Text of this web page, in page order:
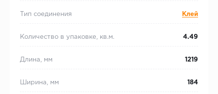
Тип соединения Клей
Количество в упаковке, кв.м. 4.49
Длина, мм 1219
Ширина, мм 184